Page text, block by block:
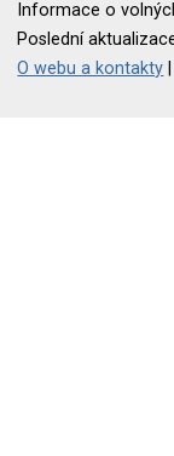
Informace o
Poslední
O webu a kontakty